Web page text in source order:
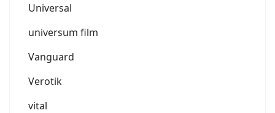
Universal
universum film
Vanguard
Verotik
vital